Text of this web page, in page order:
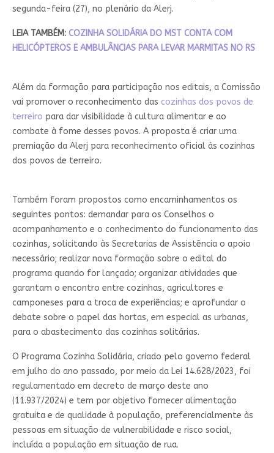
segunda-feira (27), no plenário da Alerj.
LEIA TAMBÉM: COZINHA SOLIDÁRIA DO MST CONTA COM
HELICÓPTEROS E AMBULÂNCIAS PARA LEVAR MARMITAS NO RS
Além da formação para participação nos editais, a Comissão
vai promover o reconhecimento das cozinhas dos povos de
terreiro para dar visibilidade à cultura alimentar e ao
combate à fome desses povos. A proposta é criar uma
premiação da Alerj para reconhecimento oficial às cozinhas
dos povos de terreiro.
Também foram propostos como encaminhamentos os
seguintes pontos: demandar para os Conselhos o
acompanhamento e o conhecimento do funcionamento das
cozinhas, solicitando às Secretarias de Assistência o apoio
necessário; realizar nova formação sobre o edital do
programa quando for lançado; organizar atividades que
garantam o encontro entre cozinhas, agricultores e
camponeses para a troca de experiências; e aprofundar o
debate sobre o papel das hortas, em especial as urbanas,
para o abastecimento das cozinhas solitárias.
O Programa Cozinha Solidária, criado pelo governo federal
em julho do ano passado, por meio da Lei 14.628/2023, foi
regulamentado em decreto de março deste ano
(11.937/2024) e tem por objetivo fornecer alimentação
gratuita e de qualidade à população, preferencialmente às
pessoas em situação de vulnerabilidade e risco social,
incluída a população em situação de rua.